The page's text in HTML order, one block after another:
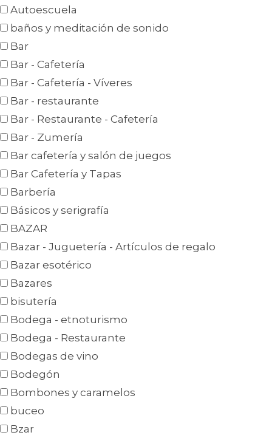
Autoescuela
baños y meditación de sonido
Bar
Bar - Cafetería
Bar - Cafetería - Víveres
Bar - restaurante
Bar - Restaurante - Cafetería
Bar - Zumería
Bar cafetería y salón de juegos
Bar Cafetería y Tapas
Barbería
Básicos y serigrafía
BAZAR
Bazar - Juguetería - Artículos de regalo
Bazar esotérico
Bazares
bisutería
Bodega - etnoturismo
Bodega - Restaurante
Bodegas de vino
Bodegón
Bombones y caramelos
buceo
Bzar